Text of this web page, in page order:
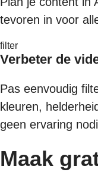
tevoren in voor
filter
Verbeter de
Pas eenvoudig
kleuren,
geen ervaring
Maak